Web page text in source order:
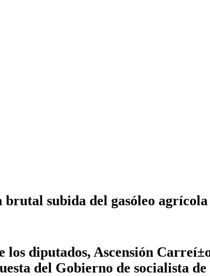
subida del gasóleo agrí­cola
diputados, Ascensión
del Gobierno de socialista